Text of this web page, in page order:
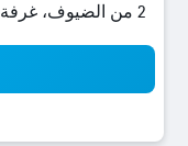
2 من الضيوف، غرفة واحدة